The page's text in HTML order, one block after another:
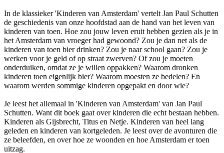
In de klassieker 'Kinderen van Amsterdam' vertelt Jan Paul Schutten
de geschiedenis van onze hoofdstad aan de hand van het leven van
kinderen van toen. Hoe zou jouw leven eruit hebben gezien als je in
het Amsterdam van vroeger had gewoond? Zou je dan net als de
kinderen van toen bier drinken? Zou je naar school gaan? Zou je
werken voor je geld of op straat zwerven? Of zou je moeten
onderduiken, omdat ze je willen oppakken? Waarom dronken
kinderen toen eigenlijk bier? Waarom moesten ze bedelen? En
waarom werden sommige kinderen opgepakt en door wie?
Je leest het allemaal in 'Kinderen van Amsterdam' van Jan Paul
Schutten. Want dit boek gaat over kinderen die echt bestaan hebben.
Kinderen als Gijsbrecht, Titus en Netje. Kinderen van heel lang
geleden en kinderen van kortgeleden. Je leest over de avonturen die
ze beleefden, en over hoe ze woonden en hoe Amsterdam er toen
uitzag.